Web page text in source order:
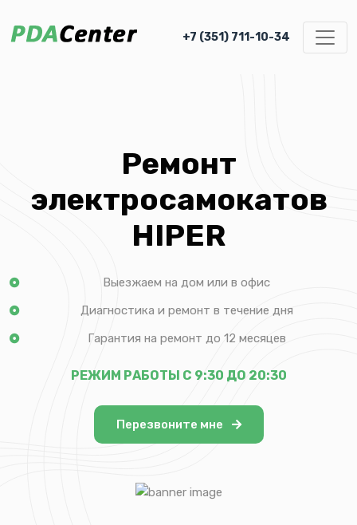
+7 (351) 711-10-34
Ремонт
электросамокатов
HIPER
Выезжаем на дом или в офис
Диагностика и ремонт в течение дня
Гарантия на ремонт до 12 месяцев
РЕЖИМ РАБОТЫ С 9:30 ДО 20:30
Перезвоните мне